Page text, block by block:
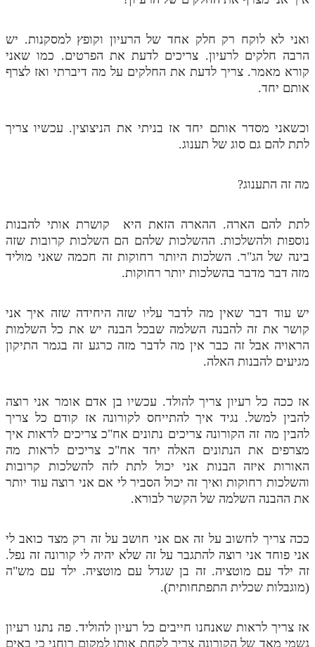
ואני לא לוקח רק חלק אחד של הרעיון וקופץ למסקנות. יש
הרבה חלקים לרעיון. צריכים לדעת את הפרטים. כמו שאני
קורא מאמר. צריך לדעת את החלקים על מה דיברתי ואז לצרף
אותם יחד.
וכשאני מסדר אותם יחד אז בניתי את הניצוצין. עכשיו צריך
לתת להם גם סוג של תענוג.
מה זה התענוג?
לתת להם הארה. ההארה הזאת היא קושרת אותי להבנות
נוספות ולהשלכות. ההשלכות שלהם הם השלכות קרובות שזה
בינה של הג"ר. השלכות היותר רחוקות זה חכמה שאני מוליד
מזה דבר מדבר בהשלכות יותר רחוקות.
יש עוד דבר שאין מה לדבר עליו שזה היחידה שזה איך אני
קושר את זה להבנה השלמה שבכל הבנה יש את כל השלמות
הראויה אבל זה כבר אין מה לדבר מזה כרגע זה בגמר התיקון
מגיעים להבנות האלה.
אז ככה כל רעיון צריך להולד. עכשיו בן אדם אומר אני רוצה
להבין למשל. נגיד איך להתייחס לקורונה אז קודם כל צריך
להבין מה זה הקורונה צריכים נתונים אח"כ צריכים לראות איך
מצרפים את הנתונים האלה יחד אח"כ צריכים לראות מה
האורות איזה הבנות אני יכול לתת לזה להשלכות קרובות
והשלכות רחוקות ואיך זה יכול הסביר לי אם אני רוצה עוד יותר
את ההבנה השלמה של הקשר לבורא.
ככה צריך לחשוב על זה אם אני חושב על זה רק מצד כואב לי
אני פוחד אני רוצה להתגבר על זה שלא יהיה לי קורונה זה נפל.
זה ילד עם מוטציה. זה בן שגדל עם מוטציה. ילד עם מש"ה
(מוגבלות שכלית התפתחותית).
אז צריך לראות שאנחנו חייבים כל רעיון להוליד. פה נתנו רעיון
גשמי מאד של הקורונה צריך לקחת אותו למקום רוחני כי באים